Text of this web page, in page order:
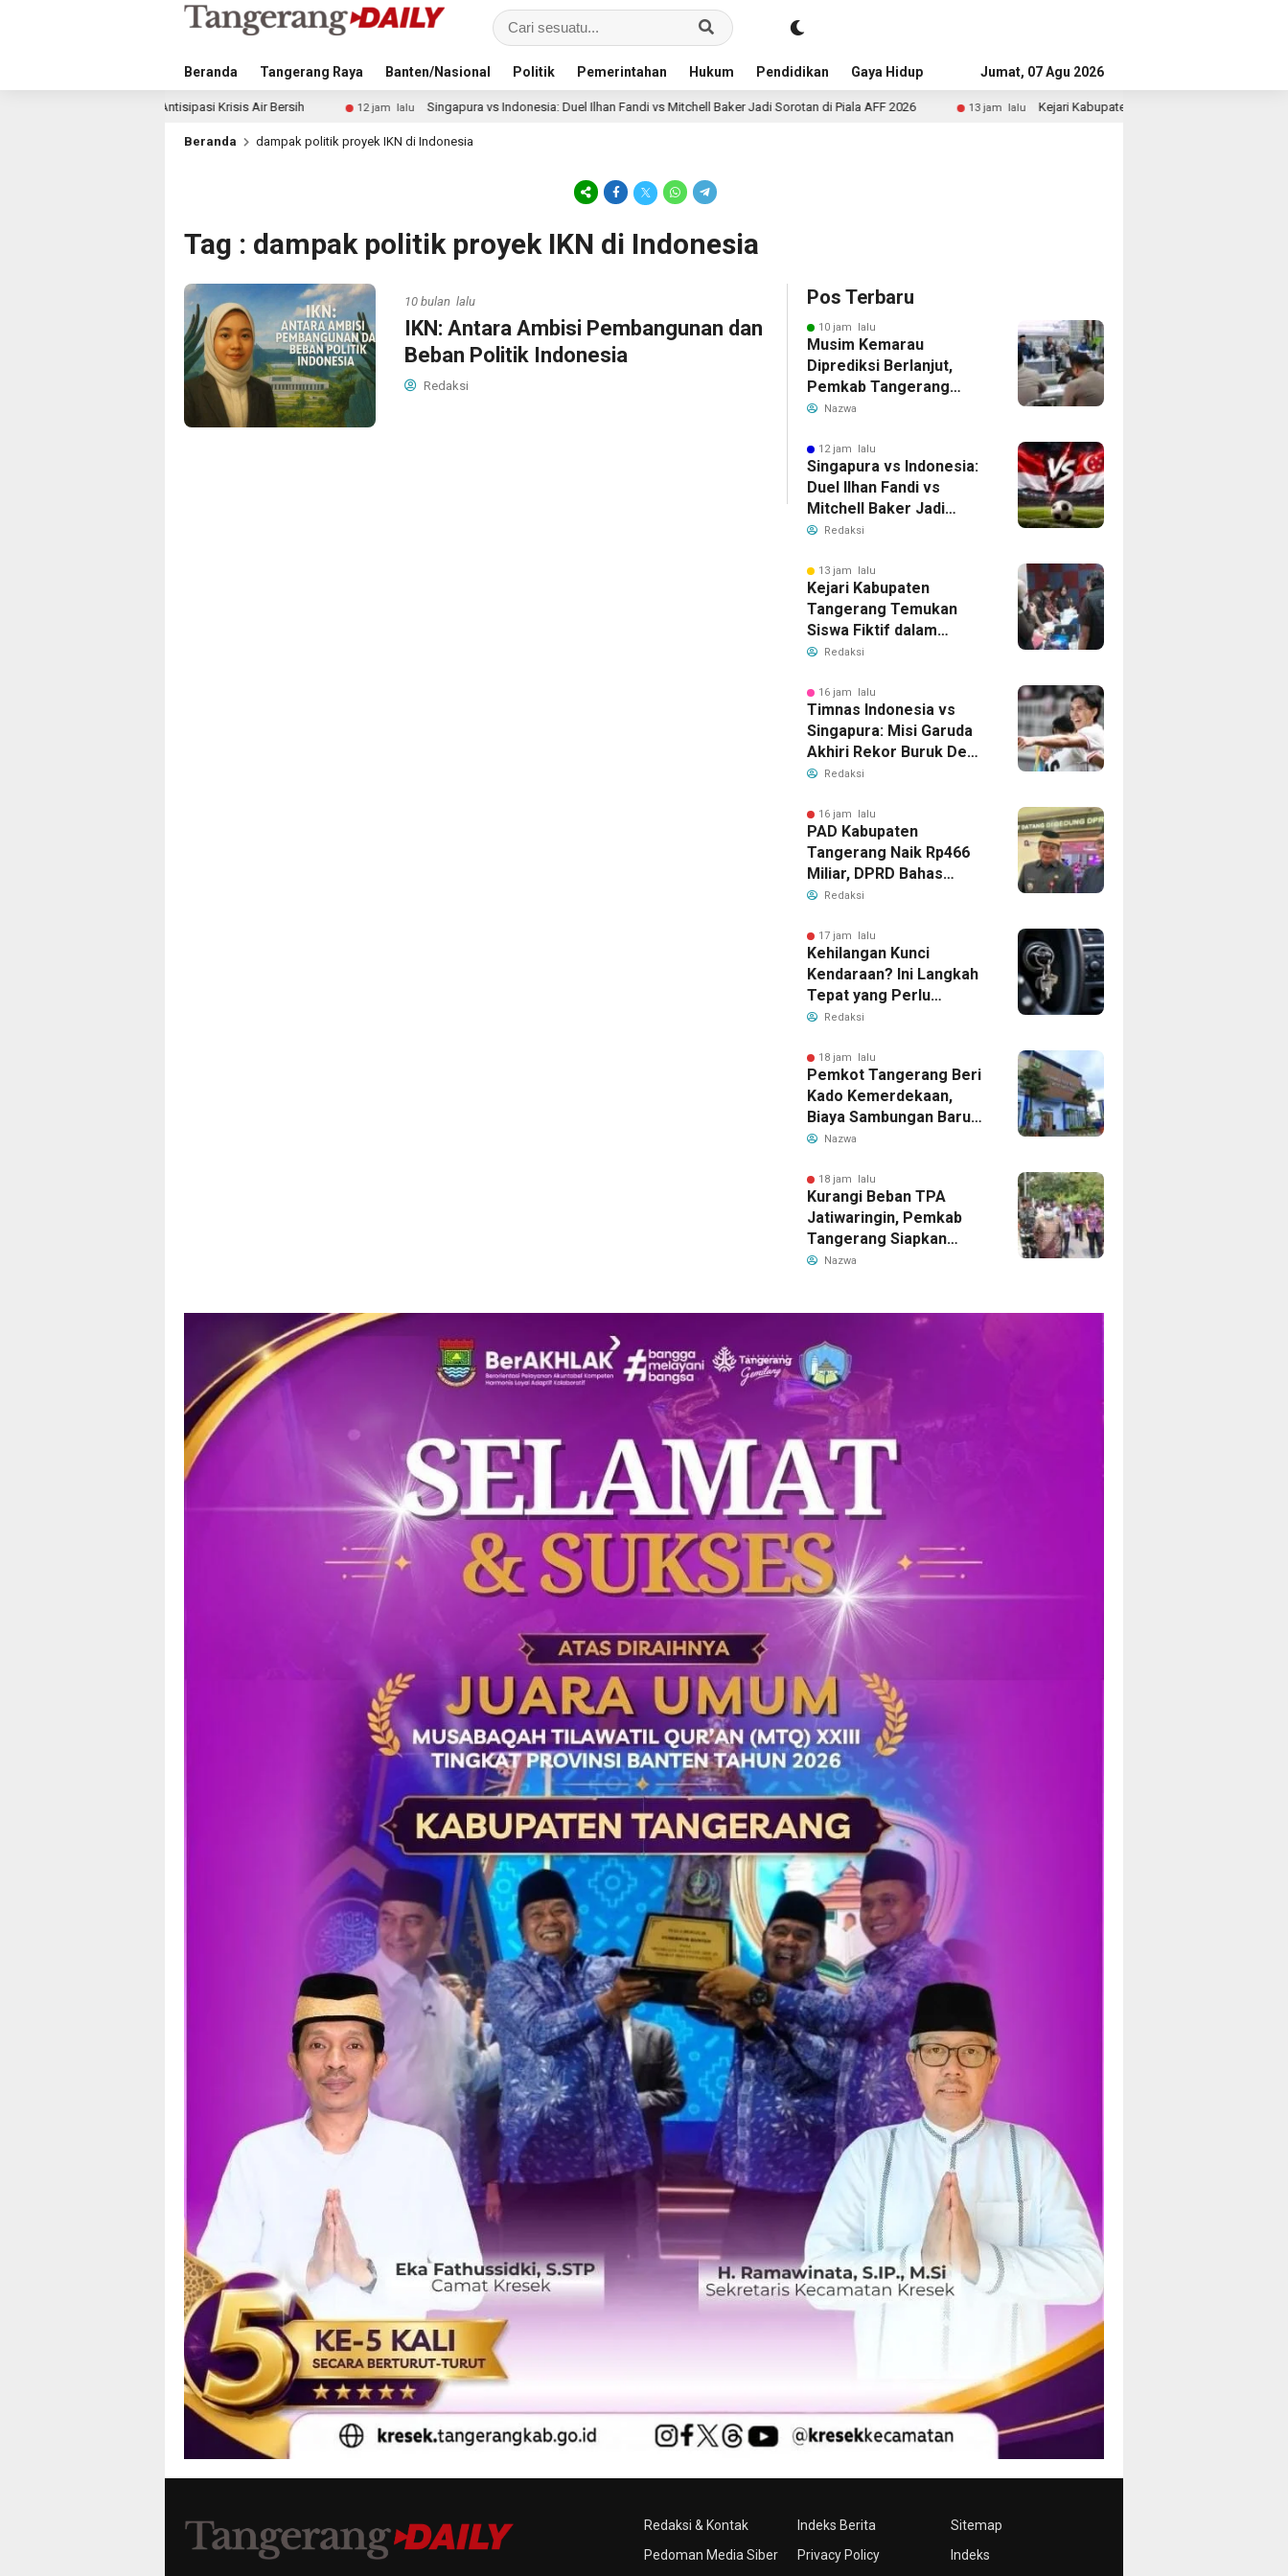
Beranda Tangerang Raya Banten/Nasional Politik Pemerintahan Hukum Pendidikan Gaya Hidup Advertorial
Jumat, 07 Agu 2026
Langkah Antisipasi Krisis Air Bersih 12 jam lalu Singapura vs Indonesia: Duel Ilhan Fandi vs Mitchell Baker Jadi Sorotan di Piala AFF 2026 13 jam lalu Kejari Kabupaten Tangerang Temukan Siswa Fiktif dalam
Beranda dampak politik proyek IKN di Indonesia
Tag : dampak politik proyek IKN di Indonesia
10 bulan lalu
IKN: Antara Ambisi Pembangunan dan
Beban Politik Indonesia
Redaksi
Pos Terbaru
10 jam lalu
Musim Kemarau
Diprediksi Berlanjut,
Pemkab Tangerang
Siapkan Langkah
Bersih
Nazwa
12 jam lalu
Singapura vs Indonesia:
Duel Ilhan Fandi vs
Mitchell Baker Jadi
Sorotan di Piala AFF
Redaksi
13 jam lalu
Kejari Kabupaten
Tangerang Temukan
Siswa Fiktif dalam
Penyidikan Dana BOP
Redaksi
16 jam lalu
Timnas Indonesia vs
Singapura: Misi Garuda
Akhiri Rekor Buruk Demi
Tiket Semifinal Piala AFF
Redaksi
16 jam lalu
PAD Kabupaten
Tangerang Naik Rp466
Miliar, DPRD Bahas
Perubahan KUA-PPAS
Redaksi
17 jam lalu
Kehilangan Kunci
Kendaraan? Ini Langkah
Tepat yang Perlu
Dilakukan
Redaksi
18 jam lalu
Pemkot Tangerang Beri
Kado Kemerdekaan,
Biaya Sambungan Baru
Air Bersih Dipangkas
Nazwa
18 jam lalu
Kurangi Beban TPA
Jatiwaringin, Pemkab
Tangerang Siapkan
TPS3R Baru di Tigaraksa
Nazwa
Redaksi & Kontak
Pedoman Media Siber
Indeks Berita
Privacy Policy
Sitemap
Indeks